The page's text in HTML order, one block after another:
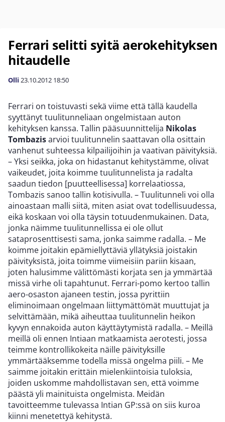
Ferrari selitti syitä aerokehityksen
hitaudelle
Olli 23.10.2012 18:50
Ferrari on toistuvasti sekä viime että tällä kaudella
syyttänyt tuulitunneliaan ongelmistaan auton
kehityksen kanssa. Tallin pääsuunnittelija Nikolas
Tombazisarvioi tuulitunnelin saattavan olla osittain
vanhenut suhteessa kilpailijoihin ja vaativan päivityksiä.
– Yksi seikka, joka on hidastanut kehitystämme, olivat
vaikeudet, joita koimme tuulitunnelista ja radalta
saadun tiedon [puutteellisessa] korrelaatiossa,
Tombazis sanoo tallin kotisivulla. – Tuulitunneli voi olla
ainoastaan malli siitä, miten asiat ovat todellisuudessa,
eikä koskaan voi olla täysin totuudenmukainen. Data,
jonka näimme tuulitunnellissa ei ole ollut
sataprosenttisesti sama, jonka saimme radalla. – Me
koimme joitakin epämiellyttäviä yllätyksiä joistakin
päivityksistä, joita toimme viimeisiin pariin kisaan,
joten halusimme välittömästi korjata sen ja ymmärtää
missä virhe oli tapahtunut. Ferrari-pomo kertoo tallin
aero-osaston ajaneen testin, jossa pyrittiin
eliminoimaan ongelmaan liittymättömät muuttujat ja
selvittämään, mikä aiheuttaa tuulitunnelin heikon
kyvyn ennakoida auton käyttäytymistä radalla. – Meillä
meillä oli ennen Intiaan matkaamista aerotesti, jossa
teimme kontrollikokeita näille päivityksille
ymmärtääksemme todella missä ongelma piili. – Me
saimme joitakin erittäin mielenkiintoisia tuloksia,
joiden uskomme mahdollistavan sen, että voimme
päästä yli mainituista ongelmista. Meidän
tavoitteemme tulevassa Intian GP:ssä on siis kuroa
kiinni menetettyä kehitystä.